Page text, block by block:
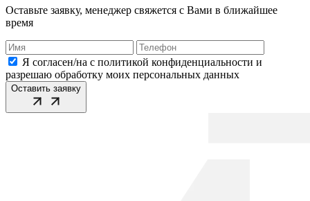
Оставьте заявку, менеджер свяжется с Вами в ближайшее
время
Я согласен/на с политикой конфиденциальности и
разрешаю обработку моих персональных данных
Оставить заявку